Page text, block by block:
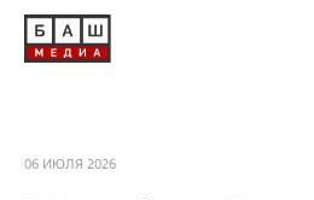
06 ИЮЛЯ 2026